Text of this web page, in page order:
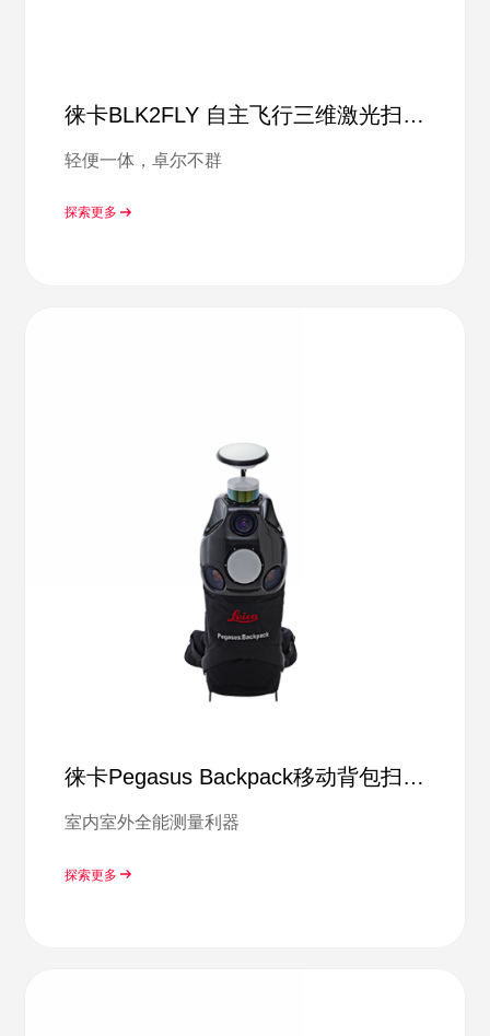
徕卡BLK2FLY 自主飞行三维激光扫描
轻便一体，卓尔不群
探索更多
徕卡Pegasus Backpack移动背包扫描
系统
室内室外全能测量利器
探索更多